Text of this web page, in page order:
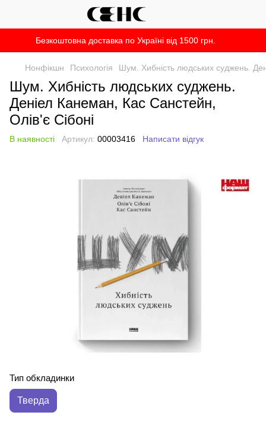
Безкоштовна доставка по Україні від 1500 грн.
Нонфікшн Психологія Шум. Хибність людських суджень.
Шум. Хибність людських суджень.
Деніел Канеман, Кас Санстейн,
Олів'є Сібоні
В наявності Артикул: 00003416 Написати відгук
Тип обкладинки
Тверда